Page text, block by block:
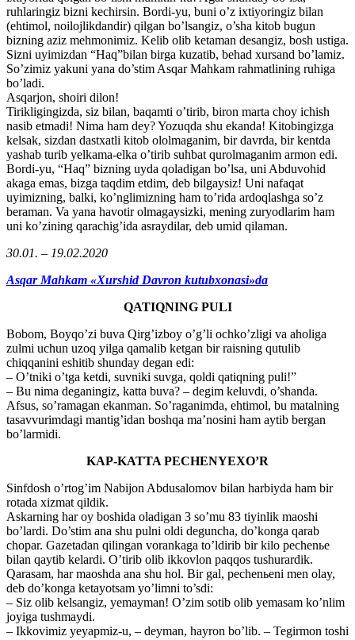
ruhlaringiz bizni kechirsin. Bordi-yu, buni o’z ixtiyoringiz bilan
(ehtimol, noilojlikdandir) qilgan bo’lsangiz, o’sha kitob bugun
bizning aziz mehmonimiz. Kelib olib ketaman desangiz, bosh ustiga.
Sizni uyimizdan “Haq”bilan birga kuzatib, behad xursand bo’lamiz.
So’zimiz yakuni yana do’stim Asqar Mahkam rahmatlining ruhiga
bo’ladi.
Asqarjon, shoiri dilon!
Tirikligingizda, siz bilan, baqamti o’tirib, biron marta choy ichish
nasib etmadi! Nima ham dey? Yozuqda shu ekanda! Kitobingizga
kelsak, sizdan dastxatli kitob ololmaganim, bir davrda, bir kentda
yashab turib yelkama-elka o’tirib suhbat qurolmaganim armon edi.
Bordi-yu, “Haq” bizning uyda qoladigan bo’lsa, uni Abduvohid
akaga emas, bizga taqdim etdim, deb bilgaysiz! Uni nafaqat
uyimizning, balki, ko’nglimizning ham to’rida ardoqlashga so’z
beraman. Va yana havotir olmagaysizki, mening zuryodlarim ham
uni ko’zining qarachig’ida asraydilar, deb umid qilaman.
30.01. – 19.02.2020
Asqar Mahkam «Xurshid Davron kutubxonasi»da
QATIQNING PULI
Bobom, Boyqo’zi buva Qirg’izboy o’g’li ochko’zligi va aholiga
zulmi uchun uzoq yilga qamalib ketgan bir raisning qutulib
chiqqanini eshitib shunday degan edi:
– O’tniki o’tga ketdi, suvniki suvga, qoldi qatiqning puli!”
– Bu nima deganingiz, katta buva? – degim keluvdi, o’shanda.
Afsus, so’ramagan ekanman. So’raganimda, ehtimol, bu matalning
tasavvurimdagi mantig’idan boshqa ma’nosini ham aytib bergan
bo’larmidi.
KAP-KATTA PECHENYEXO’R
Sinfdosh o’rtog’im Nabijon Abdusalomov bilan harbiyda ham bir
rotada xizmat qildik.
Askarning har oy boshida oladigan 3 so’mu 83 tiyinlik maoshi
bo’lardi. Do’stim ana shu pulni oldi deguncha, do’konga qarab
chopar. Gazetadan qilingan vorankaga to’ldirib bir kilo pechenьe
bilan qaytib kelardi. O’tirib olib ikkovlon paqqos tushurardik.
Qarasam, har maoshda ana shu hol. Bir gal, pechenьeni men olay,
deb do’konga ketayotsam yo’limni to’sdi:
– Siz olib kelsangiz, yemayman! O’zim sotib olib yemasam ko’nlim
joyiga tushmaydi.
– Ikkovimiz yeyapmiz-u, – deyman, hayron bo’lib. – Tegirmon toshi